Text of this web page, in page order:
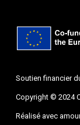
Soutien financier
Copyright © 2024
Réalisé avec